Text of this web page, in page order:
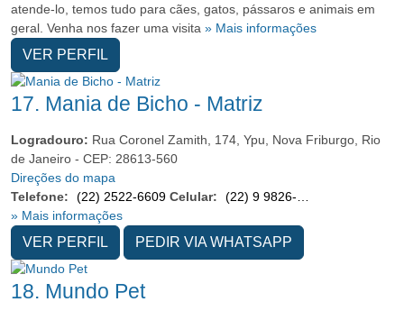
atende-lo, temos tudo para cães, gatos, pássaros e animais em
geral. Venha nos fazer uma visita » Mais informações
VER PERFIL
17. Mania de Bicho - Matriz
Logradouro: Rua Coronel Zamith, 174, Ypu, Nova Friburgo, Rio
de Janeiro - CEP: 28613-560
Direções do mapa
Telefone:
(22) 2522-6609 Celular:
» Mais informações
VER PERFIL PEDIR VIA WHATSAPP
18. Mundo Pet